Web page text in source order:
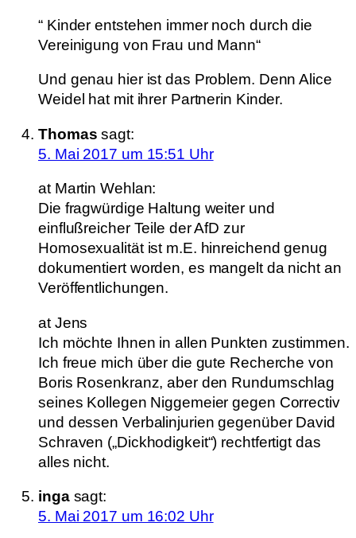
“ Kinder entstehen immer noch durch die
Vereinigung von Frau und Mann“
Und genau hier ist das Problem. Denn Alice
Weidel hat mit ihrer Partnerin Kinder.
Thomas sagt:
5. Mai 2017 um 15:51 Uhr
at Martin Wehlan:
Die fragwürdige Haltung weiter und
einflußreicher Teile der AfD zur
Homosexualität ist m.E. hinreichend genug
dokumentiert worden, es mangelt da nicht an
Veröffentlichungen.
at Jens
Ich möchte Ihnen in allen Punkten zustimmen.
Ich freue mich über die gute Recherche von
Boris Rosenkranz, aber den Rundumschlag
seines Kollegen Niggemeier gegen Correctiv
und dessen Verbalinjurien gegenüber David
Schraven („Dickhodigkeit“) rechtfertigt das
alles nicht.
inga sagt:
5. Mai 2017 um 16:02 Uhr